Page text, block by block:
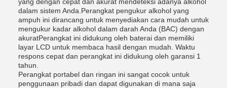
dalam sistem Anda.Perangkat pengukur alkohol yang
ampuh ini dirancang untuk menyediakan cara mudah untuk
mengukur kadar alkohol dalam darah Anda (BAC) dengan
akuratPerangkat ini didukung oleh baterai dan memiliki
layar LCD untuk membaca hasil dengan mudah. Waktu
respons cepat dan perangkat ini didukung oleh garansi 1
tahun.
Perangkat portabel dan ringan ini sangat cocok untuk
penggunaan pribadi dan dapat digunakan di mana saja